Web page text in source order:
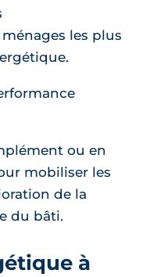
les plus
ou en
mobiliser les
de la
du bâti.
à